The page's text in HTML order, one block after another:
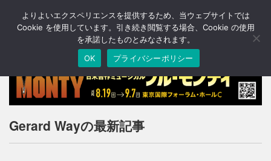
T
o
n
a
v
a
Gerard Wayの最新記事
よりよいエクスペリエンスを提供するため、当ウェブサイトでは
Cookie を使用しています。引き続き閲覧する場合、Cookie の使用
を承諾したものとみなされます。
OK
プライバシーポリシー